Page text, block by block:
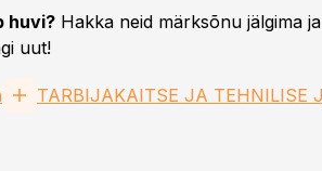
huvi? Hakka neid märksõnu jälgima
uut!